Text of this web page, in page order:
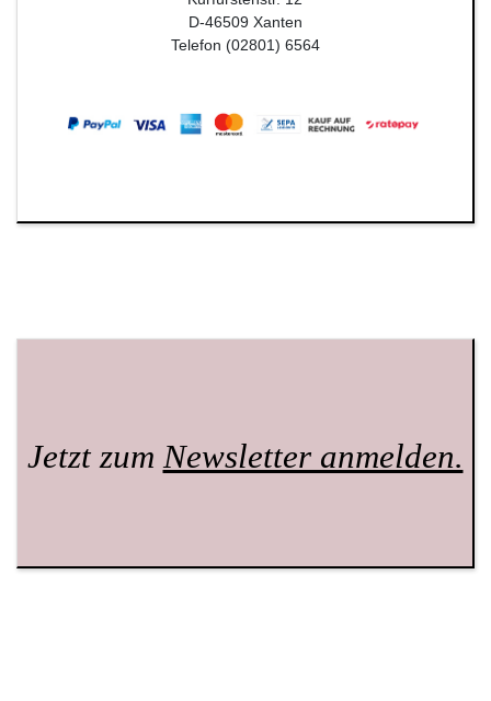
D-46509 Xanten
Telefon (02801) 6564
Jetzt zumNewsletter anmelden.